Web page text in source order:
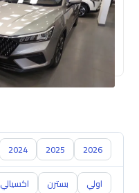
2026
2025
2024
اولي بسترن اكسيالي